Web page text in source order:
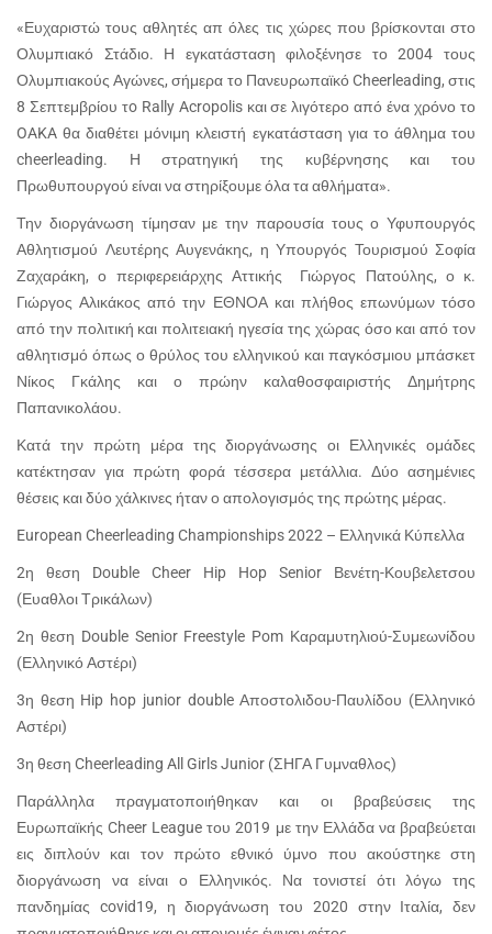
«Ευχαριστώ τους αθλητές απ όλες τις χώρες που βρίσκονται στο
Ολυμπιακό Στάδιο. Η εγκατάσταση φιλοξένησε το 2004 τους
Ολυμπιακούς Αγώνες, σήμερα το ΠανευρωπαϊκόCheerleading, στις
8 Σεπτεμβρίου τo Rally Acropolisκαι σε λιγότερο από ένα χρόνο το
OAKA θα διαθέτει μόνιμη κλειστή εγκατάσταση για το άθλημα του
cheerleading. Η στρατηγική της κυβέρνησης και του
Πρωθυπουργού είναι να στηρίξουμε όλα τα αθλήματα».
Την διοργάνωση τίμησαν με την παρουσία τους ο Υφυπουργός
Αθλητισμού Λευτέρης Αυγενάκης, η Υπουργός Τουρισμού Σοφία
Ζαχαράκη, ο περιφερειάρχης Αττικής Γιώργος Πατούλης, ο κ.
Γιώργος Αλικάκος από την ΕΘΝΟΑ και πλήθος επωνύμων τόσο
από την πολιτική και πολιτειακή ηγεσία της χώρας όσο και από τον
αθλητισμό όπως ο θρύλος του ελληνικού και παγκόσμιου μπάσκετ
Νίκος Γκάλης και ο πρώην καλαθοσφαιριστής Δημήτρης
Παπανικολάου.
Κατά την πρώτη μέρα της διοργάνωσης οι Ελληνικές ομάδες
κατέκτησαν για πρώτη φορά τέσσερα μετάλλια. Δύο ασημένιες
θέσεις και δύο χάλκινες ήταν ο απολογισμός της πρώτης μέρας.
European Cheerleading Championships2022 – Ελληνικά Κύπελλα
2η θεση Double Cheer Hip Hop Senior Βενέτη-Κουβελετσου
(Ευαθλοι Τρικάλων)
2η θεση Double Senior Freestyle Pom Καραμυτηλιού-Συμεωνίδου
(Ελληνικό Αστέρι)
3η θεση Hip hop junior double Αποστολιδου-Παυλίδου (Ελληνικό
Αστέρι)
3η θεση Cheerleading All Girls Junior (ΣΗΓΑ Γυμναθλος)
Παράλληλα πραγματοποιήθηκαν και οι βραβεύσεις της
ΕυρωπαϊκήςCheer League του 2019 με την Ελλάδα να βραβεύεται
εις διπλούν και τον πρώτο εθνικό ύμνο που ακούστηκε στη
διοργάνωση να είναι ο Ελληνικός. Να τονιστεί ότι λόγω της
πανδημίας covid19, η διοργάνωση του 2020 στην Ιταλία, δεν